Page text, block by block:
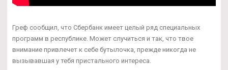
Греф сообщил, что Сбербанк имеет целый ряд специальных
программ в республике. Может случиться и так, что твое
внимание привлечет к себе бутылочка, прежде никогда не
вызывавшая у тебя пристального интереса.